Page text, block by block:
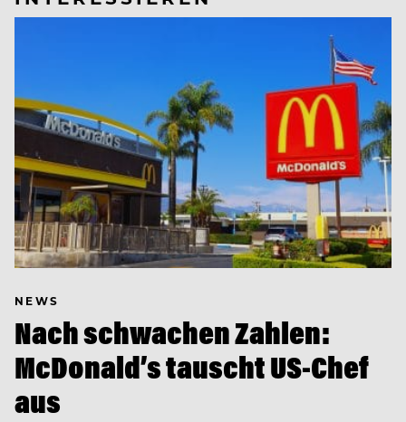
NEWS
Nach schwachen Zahlen:
McDonald’s tauscht US-Chef
aus